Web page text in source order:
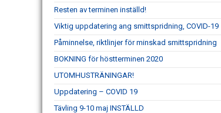
Resten av terminen inställd!
Viktig uppdatering ang smittspridning, COVID-19
Påminnelse, riktlinjer för minskad smittspridning
BOKNING för höstterminen 2020
UTOMHUSTRÄNINGAR!
Uppdatering – COVID 19
Tävling 9-10 maj INSTÄLLD